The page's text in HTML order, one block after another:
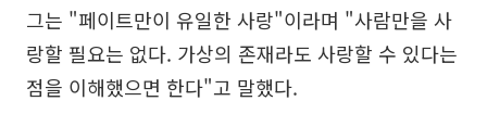
그는 "페이트만이 유일한 사랑"이라며 "사람만을 사
랑할 필요는 없다. 가상의 존재라도 사랑할 수 있다는
점을 이해했으면 한다"고 말했다.